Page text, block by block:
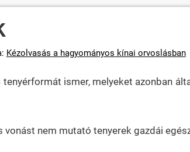
Kézolvasás a hagyományos kínai orvoslásban
ismer, melyeket azonban
nem mutató tenyerek gazdái